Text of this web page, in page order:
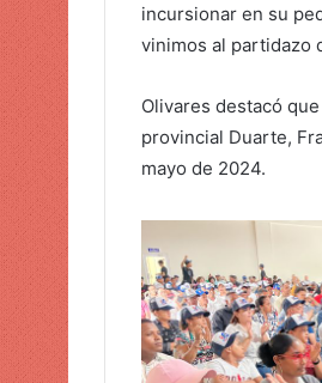
incursionar en su
vinimos al partidazo
Olivares destacó
provincial Duarte,
mayo de 2024.